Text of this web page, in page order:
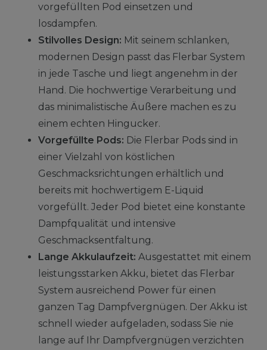
vorgefüllten Pod einsetzen und
losdampfen.
Stilvolles Design: Mit seinem schlanken,
modernen Design passt das Flerbar System
in jede Tasche und liegt angenehm in der
Hand. Die hochwertige Verarbeitung und
das minimalistische Äußere machen es zu
einem echten Hingucker.
Vorgefüllte Pods: Die Flerbar Pods sind in
einer Vielzahl von köstlichen
Geschmacksrichtungen erhältlich und
bereits mit hochwertigem E-Liquid
vorgefüllt. Jeder Pod bietet eine konstante
Dampfqualität und intensive
Geschmacksentfaltung.
Lange Akkulaufzeit: Ausgestattet mit einem
leistungsstarken Akku, bietet das Flerbar
System ausreichend Power für einen
ganzen Tag Dampfvergnügen. Der Akku ist
schnell wieder aufgeladen, sodass Sie nie
lange auf Ihr Dampfvergnügen verzichten